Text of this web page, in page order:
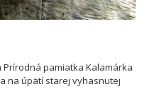
pamiatka Kalamárka
na úpätí starej vyhasnutej